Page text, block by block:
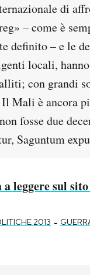
di
– come è
definito – e le
locali,
con grandi
Mali è ancora
fosse due
Saguntum
leggere sul
2013 -